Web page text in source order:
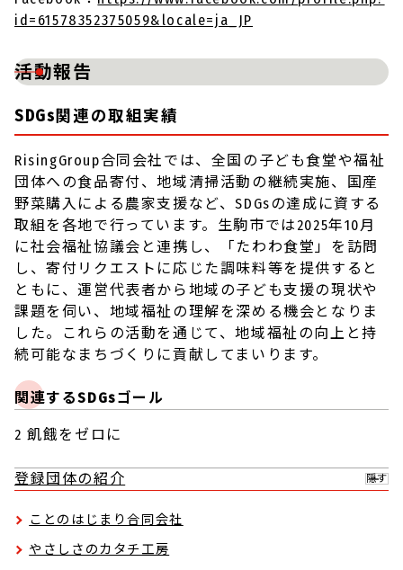
id=61578352375059&locale=ja_JP
活動報告
SDGs関連の取組実績
RisingGroup合同会社では、全国の子ども食堂や福祉
団体への食品寄付、地域清掃活動の継続実施、国産
野菜購入による農家支援など、SDGsの達成に資する
取組を各地で行っています。生駒市では2025年10月
に社会福祉協議会と連携し、「たわわ食堂」を訪問
し、寄付リクエストに応じた調味料等を提供すると
ともに、運営代表者から地域の子ども支援の現状や
課題を伺い、地域福祉の理解を深める機会となりま
した。これらの活動を通じて、地域福祉の向上と持
続可能なまちづくりに貢献してまいります。
関連するSDGsゴール
2 飢餓をゼロに
登録団体の紹介 隠す
ことのはじまり合同会社
やさしさのカタチ工房